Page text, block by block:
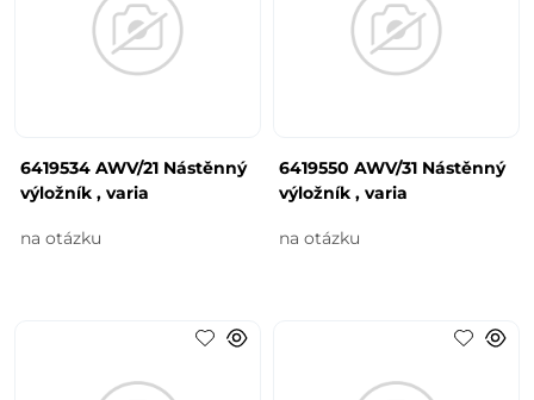
6419534 AWV/21 Nástěnný
výložník , varia
na otázku
6419550 AWV/31 Nástěnný
výložník , varia
na otázku